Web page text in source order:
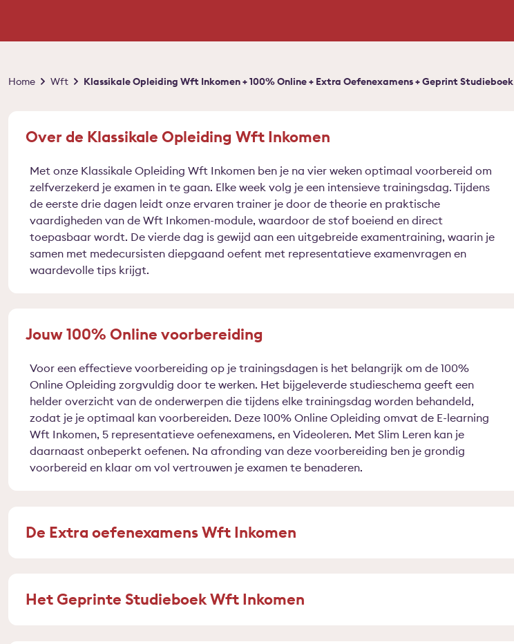
Kruimelpad
Home Wft Klassikale Opleiding Wft Inkomen + 100% Online + Extra Oefenexamens + Geprint Studieboek
Over de Klassikale Opleiding Wft Inkomen
Met onze Klassikale Opleiding Wft Inkomen ben je na vier weken optimaal voorbereid om
zelfverzekerd je examen in te gaan. Elke week volg je een intensieve trainingsdag. Tijdens
de eerste drie dagen leidt onze ervaren trainer je door de theorie en praktische
vaardigheden van de Wft Inkomen-module, waardoor de stof boeiend en direct
toepasbaar wordt. De vierde dag is gewijd aan een uitgebreide examentraining, waarin je
samen met medecursisten diepgaand oefent met representatieve examenvragen en
waardevolle tips krijgt.
Jouw 100% Online voorbereiding
Voor een effectieve voorbereiding op je trainingsdagen is het belangrijk om de 100%
Online Opleiding zorgvuldig door te werken. Het bijgeleverde studieschema geeft een
helder overzicht van de onderwerpen die tijdens elke trainingsdag worden behandeld,
zodat je je optimaal kan voorbereiden. Deze 100% Online Opleiding omvat de E-learning
Wft Inkomen, 5 representatieve oefenexamens, en Videoleren. Met Slim Leren kan je
daarnaast onbeperkt oefenen. Na afronding van deze voorbereiding ben je grondig
voorbereid en klaar om vol vertrouwen je examen te benaderen.
De Extra oefenexamens Wft Inkomen
Het Geprinte Studieboek Wft Inkomen